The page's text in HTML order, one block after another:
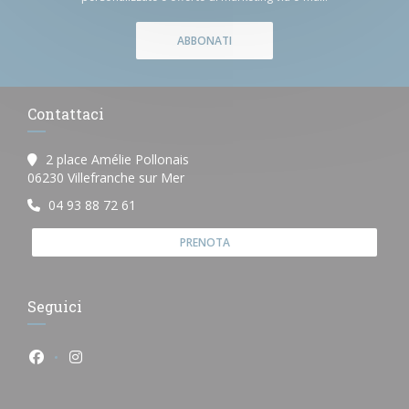
ABBONATI
Contattaci
2 place Amélie Pollonais
06230 Villefranche sur Mer((apre una nuova finestra))
04 93 88 72 61
PRENOTA
Seguici
Facebook ((apre una nuova finestra))
Instagram ((apre una nuova finestra))